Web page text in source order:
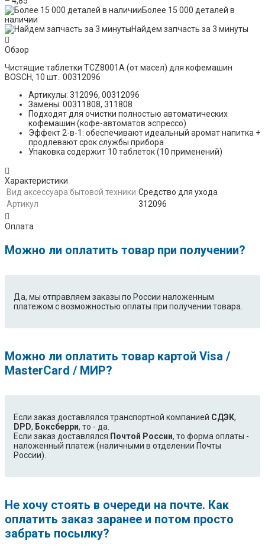
Более 15 000 деталей в
наличии
Найдем запчасть за 3 минуты
Обзор
Чистящие таблетки TCZ8001A (от масел) для кофемашин
BOSCH, 10 шт.. 00312096
Артикулы: 312096, 00312096
Замены: 00311808, 311808
Подходят для очистки полностью автоматических
кофемашин (кофе-автоматов эспрессо)
Эффект 2-в-1: обеспечивают идеальный аромат напитка +
продлевают срок службы прибора
Упаковка содержит 10 таблеток (10 применений)
Характеристики
Вид аксессуара бытовой техники Средство для ухода
Артикул
312096
Оплата
Можно ли оплатить товар при получении?
Да, мы отправляем заказы по России наложенным
платежом с возможностью оплаты при получении товара.
Можно ли оплатить товар картой Visa /
MasterCard / МИР?
Если заказ доставлялся транспортной компанией СДЭК,
DPD, Боксберри, то - да.
Если заказ доставлялся Почтой России, то форма оплаты -
наложенный платеж (наличными в отделении Почты
России).
Не хочу стоять в очереди на почте. Как
оплатить заказ заранее и потом просто
забрать посылку?